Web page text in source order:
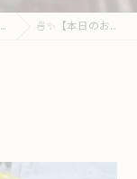
🍜✨【本日のおすすめ】✨🍚